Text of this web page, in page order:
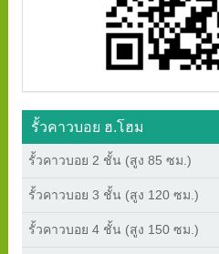
รั้วคาวบอย ฮ.โฮม
รั้วคาวบอย 2 ชั้น (สูง 85 ซม.)
รั้วคาวบอย 3 ชั้น (สูง 120 ซม.)
รั้วคาวบอย 4 ชั้น (สูง 150 ซม.)